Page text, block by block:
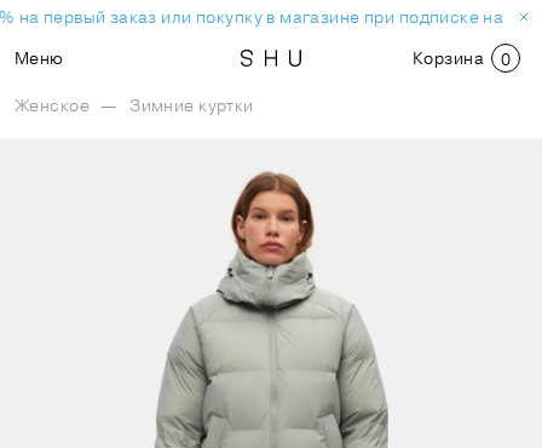
на первый заказ или покупку в магазине при подписке на
Меню
Корзина 0
Женское — Зимние куртки